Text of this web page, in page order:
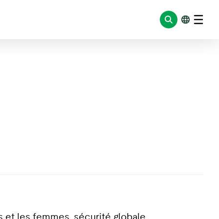
et les femmes, sécurité globale